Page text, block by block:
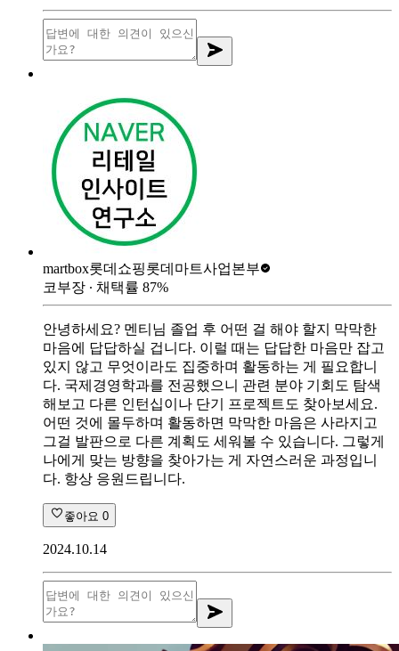
martbox롯데쇼핑롯데마트사업본부
코부장 ∙ 채택률 87%
안녕하세요? 멘티님 졸업 후 어떤 걸 해야 할지 막막한
마음에 답답하실 겁니다. 이럴 때는 답답한 마음만 잡고
있지 않고 무엇이라도 집중하며 활동하는 게 필요합니
다. 국제경영학과를 전공했으니 관련 분야 기회도 탐색
해보고 다른 인턴십이나 단기 프로젝트도 찾아보세요.
어떤 것에 몰두하며 활동하면 막막한 마음은 사라지고
그걸 발판으로 다른 계획도 세워볼 수 있습니다. 그렇게
나에게 맞는 방향을 찾아가는 게 자연스러운 과정입니
다. 항상 응원드립니다.
좋아요 0
2024.10.14